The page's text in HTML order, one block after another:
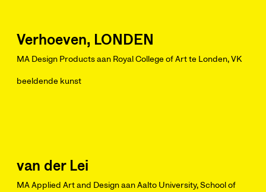
Verhoeven, LONDEN
MA Design Products aan Royal College of Art te Londen, VK
beeldende kunst
van der Lei
MA Applied Art and Design aan Aalto University, School of